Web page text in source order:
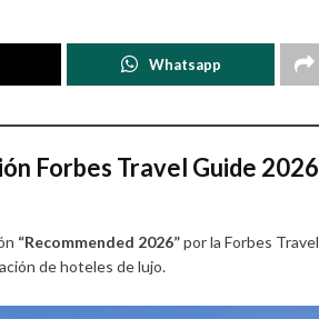
Whatsapp
Forbes Travel Guide 2026
“Recommended 2026”por la Forbes Travel
de hoteles de lujo.